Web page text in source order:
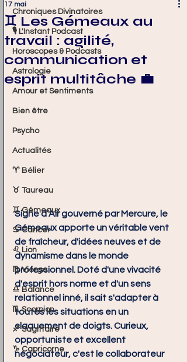
Chroniques Divinatoires
🎙️ L'Instant Podcast
Horoscopes & Podcasts
Astrologie
Amour et Sentiments
Bien être
Psycho
Actualités
♈ Bélier
♉ Taureau
♊ Gémeaux
♋ Cancer
♌ Lion
♍ Vierge
♎ Balance
♏ Scorpion
♐ Sagittaire
♑ Capricorne
♊ Les Gémeaux au
travail : agilité,
communication et
esprit multitâche 💼
17 mai
Signe d’Air gouverné par Mercure, le
Gémeaux apporte un véritable vent
de fraîcheur, d'idées neuves et de
dynamisme dans le monde
professionnel. Doté d'une vivacité
d'esprit hors norme et d'un sens
relationnel inné, il sait s'adapter à
toutes les situations en un
claquement de doigts. Curieux,
opportuniste et excellent
négociateur, c'est le collaborateur